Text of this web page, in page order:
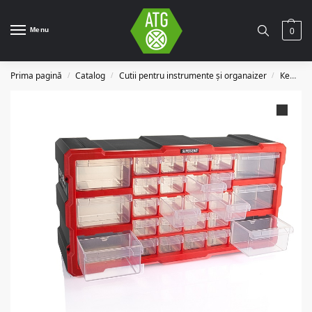
Menu 0
Prima pagină / Catalog / Cutii pentru instrumente și organaizer / Кейсы